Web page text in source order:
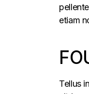
etiam
Tellus